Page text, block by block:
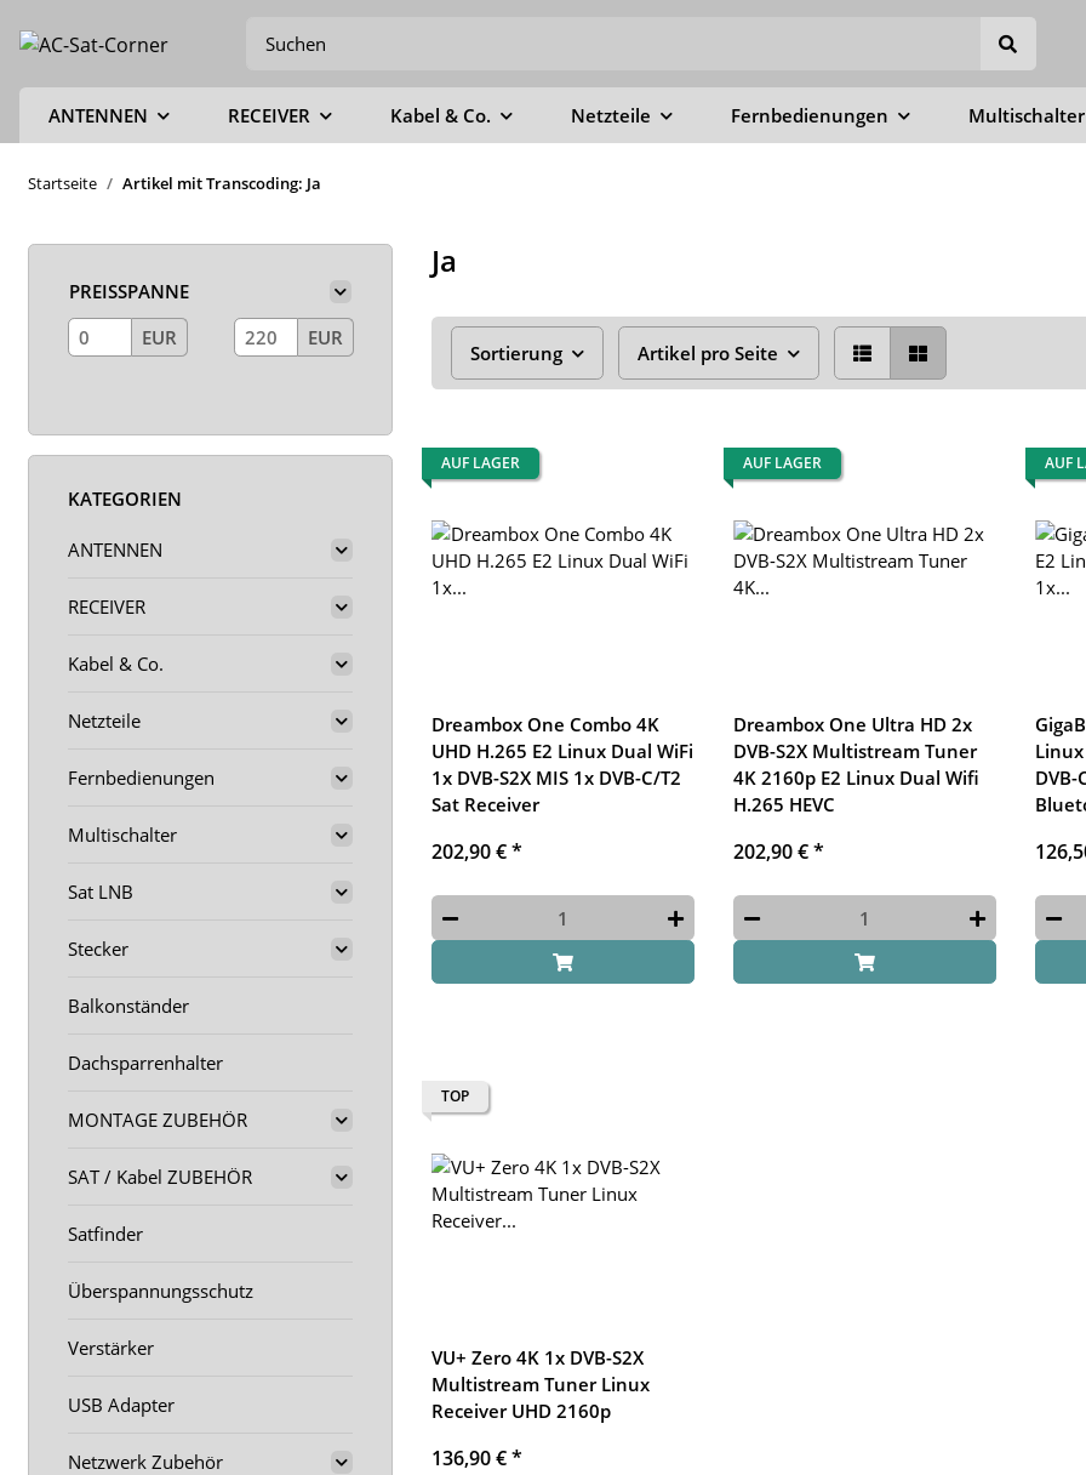
ANTENNEN RECEIVER Kabel & Co. Netzteile Fernbedienungen Multischalter
Startseite Artikel mit Transcoding: Ja
Ja
Sortierung Artikel pro Seite
AUF LAGER
Dreambox One Combo 4K
UHD H.265 E2 Linux Dual WiFi
1x DVB-S2X MIS 1x DVB-C/T2
Sat Receiver
202,90 €*
AUF LAGER
Dreambox One Ultra HD 2x
DVB-S2X Multistream Tuner
4K 2160p E2 Linux Dual Wifi
H.265 HEVC
202,90 €*
AUF
Linux
DVB-
TOP
VU+ Zero 4K 1x DVB-S2X
Multistream Tuner Linux
Receiver UHD 2160p
136,90 €*
PREISSPANNE
EUR
EUR
KATEGORIEN
ANTENNEN
RECEIVER
Kabel & Co.
Netzteile
Fernbedienungen
Multischalter
Sat LNB
Stecker
Balkonständer
Dachsparrenhalter
MONTAGE ZUBEHÖR
SAT / Kabel ZUBEHÖR
Satfinder
Überspannungsschutz
Verstärker
USB Adapter
Netzwerk Zubehör